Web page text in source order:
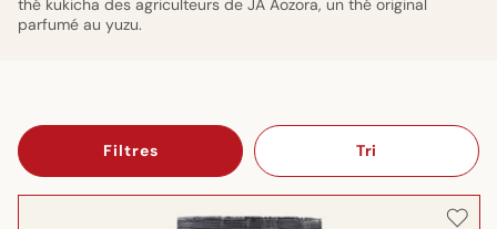
thé kukicha des agriculteurs de JA Aozora, un thé original
parfumé au yuzu.
Filtres Tri